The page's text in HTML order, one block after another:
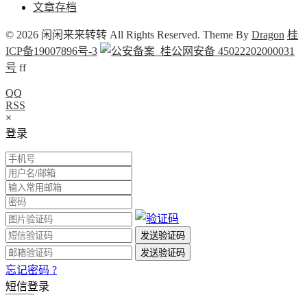
文章存档
© 2026 闲闲来来转转 All Rights Reserved. Theme By Dragon 桂
ICP备19007896号-3
桂公网安备 45022202000031
号 ff
QQ
RSS
×
登录
忘记密码 ?
短信登录